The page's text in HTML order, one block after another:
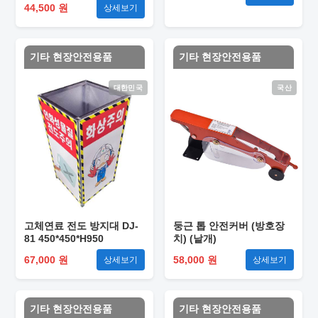
44,500 원 상세보기
기타 현장안전용품
대한민국
고체연료 전도 방지대 DJ-
81 450*450*H950
67,000 원
상세보기
기타 현장안전용품
국산
둥근 톱 안전커버 (방호장
치) (낱개)
58,000 원
상세보기
기타 현장안전용품 기타 현장안전용품